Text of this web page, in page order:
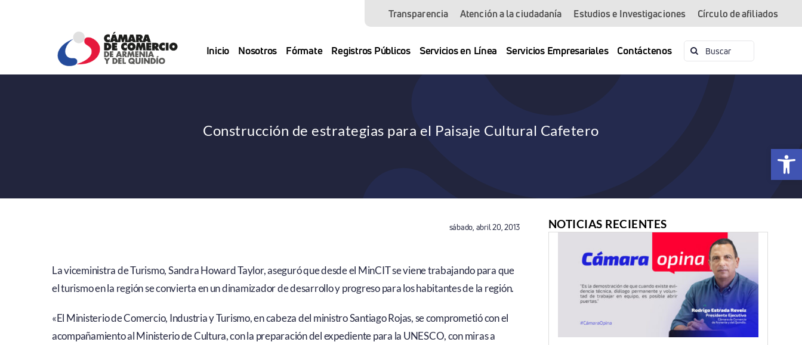
Abrir
Transparencia Atención a la ciudadanía Estudios e Investigaciones Círculo de afiliados
Inicio Nosotros Fórmate Registros Públicos Servicios en Línea Servicios Empresariales Contáctenos Buscar:
Construcción de estrategias para el Paisaje Cultural Cafetero
sábado, abril 20, 2013
La viceministra de Turismo, Sandra Howard Taylor, aseguró que desde el MinCIT se viene trabajando para que
el turismo en la región se convierta en un dinamizador de desarrollo y progreso para los habitantes de la región.
«El Ministerio de Comercio, Industria y Turismo, en cabeza del ministro Santiago Rojas, se comprometió con el
acompañamiento al Ministerio de Cultura, con la preparación del expediente para la UNESCO, con miras a
NOTICIAS RECIENTES